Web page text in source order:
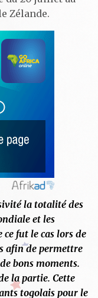
Zélande.
la totalité des
et les
ce fut le cas lors de
afin de permettre
bons moments.
la partie. Cette
togolais pour le